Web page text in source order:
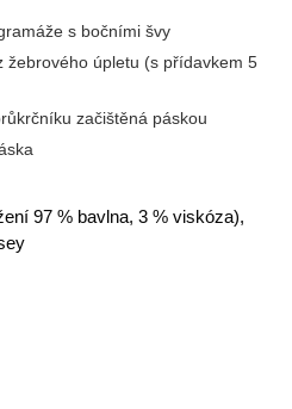
s bočními švy
žebrového úpletu (s přídavkem 5
začištěná páskou
97 % bavlna, 3 % viskóza),